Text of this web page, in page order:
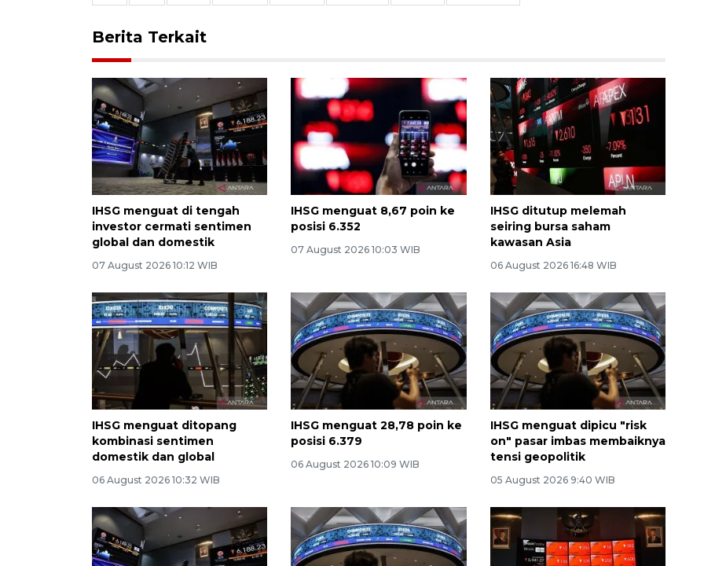
Berita Terkait
IHSG menguat di tengah
investor cermati sentimen
global dan domestik
07 August 2026 10:12 WIB
IHSG menguat 8,67 poin ke
posisi 6.352
07 August 2026 10:03 WIB
IHSG ditutup melemah
seiring bursa saham
kawasan Asia
06 August 2026 16:48 WIB
IHSG menguat ditopang
kombinasi sentimen
domestik dan global
06 August 2026 10:32 WIB
IHSG menguat 28,78 poin ke
posisi 6.379
06 August 2026 10:09 WIB
IHSG menguat dipicu "risk
on" pasar imbas membaiknya
tensi geopolitik
05 August 2026 9:40 WIB